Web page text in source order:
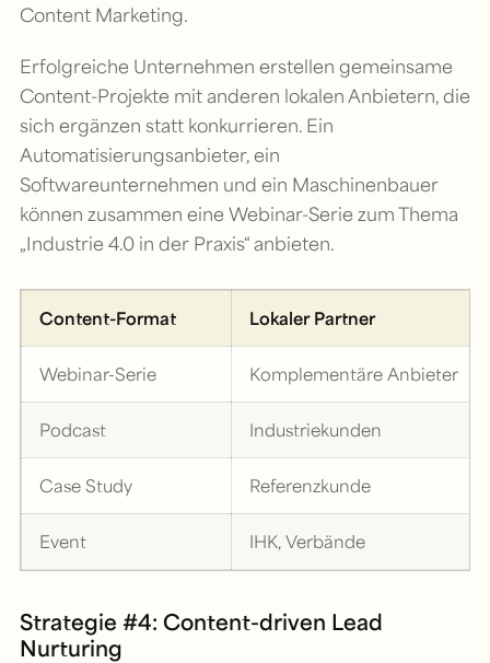
Content Marketing.
Erfolgreiche Unternehmen erstellen gemeinsame
Content-Projekte mit anderen lokalen Anbietern, die
sich ergänzen statt konkurrieren. Ein
Automatisierungsanbieter, ein
Softwareunternehmen und ein Maschinenbauer
können zusammen eine Webinar-Serie zum Thema
„Industrie 4.0 in der Praxis“ anbieten.
Content-Format Lokaler Partner
Webinar-Serie Komplementäre Anbieter
Podcast Industriekunden
Case Study Referenzkunde
Event IHK, Verbände
Strategie #4: Content-driven Lead
Nurturing